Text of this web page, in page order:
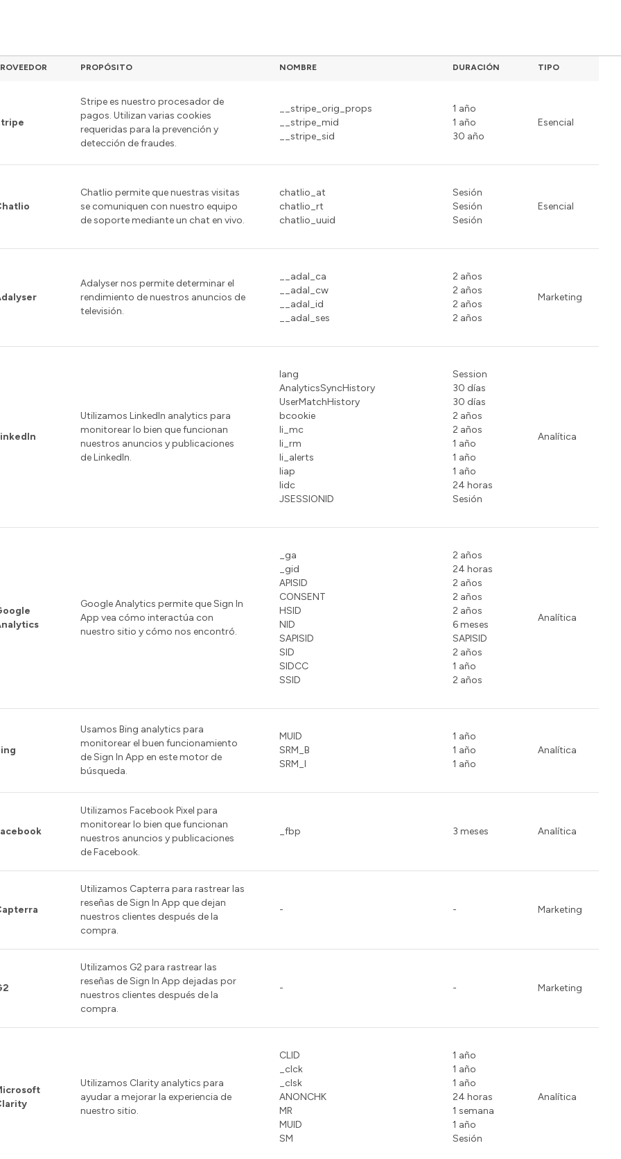
PROPÓSITO NOMBRE DURACIÓN TIPO
Stripe es nuestro procesador de
pagos. Utilizan varias cookies
requeridas para la prevención y
detección de fraudes.
__stripe_orig_props
__stripe_mid
__stripe_sid
1 año
1 año
30 año
Esencial
Chatlio permite que nuestras visitas
se comuniquen con nuestro equipo
de soporte mediante un chat en vivo.
chatlio_at
chatlio_rt
chatlio_uuid
Sesión
Sesión
Sesión
Esencial
Adalyser nos permite determinar el
rendimiento de nuestros anuncios de
televisión.
__adal_ca
__adal_cw
__adal_id
__adal_ses
2 años
2 años
2 años
2 años
Marketing
Utilizamos LinkedIn analytics para
monitorear lo bien que funcionan
nuestros anuncios y publicaciones
de LinkedIn.
lang
AnalyticsSyncHistory
UserMatchHistory
bcookie
li_mc
li_rm
li_alerts
liap
lidc
JSESSIONID
Session
30 días
30 días
2 años
2 años
1 año
1 año
1 año
24 horas
Sesión
Analítica
Google Analytics permite que Sign In
App vea cómo interactúa con
nuestro sitio y cómo nos encontró.
_ga
_gid
APISID
CONSENT
HSID
NID
SAPISID
SID
SIDCC
SSID
2 años
24 horas
2 años
2 años
2 años
6 meses
SAPISID
2 años
1 año
2 años
Analítica
Usamos Bing analytics para
monitorear el buen funcionamiento
de Sign In App en este motor de
búsqueda.
MUID
SRM_B
SRM_I
1 año
1 año
1 año
Analítica
Utilizamos Facebook Pixel para
monitorear lo bien que funcionan
nuestros anuncios y publicaciones
de Facebook.
_fbp 3 meses Analítica
Utilizamos Capterra para rastrear las
reseñas de Sign In App que dejan
nuestros clientes después de la
compra.
- - Marketing
Utilizamos G2 para rastrear las
reseñas de Sign In App dejadas por
nuestros clientes después de la
compra.
- - Marketing
Utilizamos Clarity analytics para
ayudar a mejorar la experiencia de
nuestro sitio.
CLID
_clck
_clsk
ANONCHK
MR
MUID
SM
1 año
1 año
1 año
24 horas
1 semana
1 año
Sesión
Analítica